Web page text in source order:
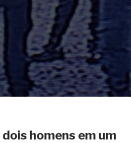
homens em um